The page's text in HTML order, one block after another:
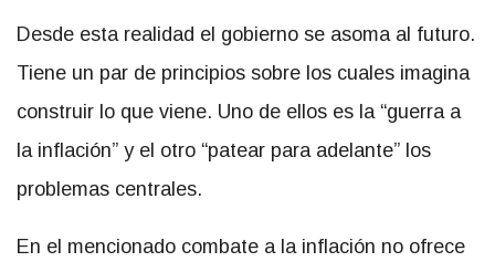
Desde esta realidad el gobierno se asoma al futuro.
Tiene un par de principios sobre los cuales imagina
construir lo que viene. Uno de ellos es la “guerra a
la inflación” y el otro “patear para adelante” los
problemas centrales.
En el mencionado combate a la inflación no ofrece